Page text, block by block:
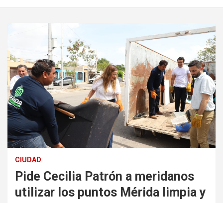
CIUDAD
Pide Cecilia Patrón a meridanos
utilizar los puntos Mérida limpia y